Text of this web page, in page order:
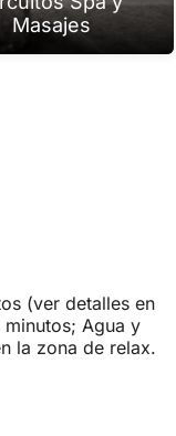
Masajes
(ver detalles en
Agua y
la zona de relax.